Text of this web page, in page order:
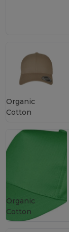
Organic
Cotton
Organic
Cotton